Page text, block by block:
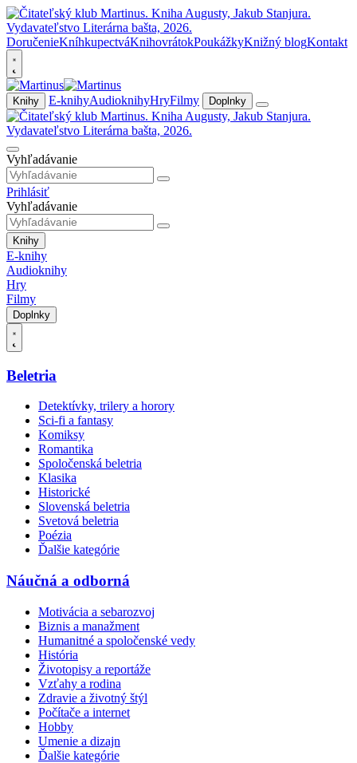
DoručenieKníhkupectváKnihovrátokPoukážkyKnižný blogKontakt
Knihy E-knihyAudioknihyHryFilmy Doplnky
Vyhľadávanie
Prihlásiť
Vyhľadávanie
Knihy
E-knihy
Audioknihy
Hry
Filmy
Doplnky
Beletria
Detektívky, trilery a horory
Sci-fi a fantasy
Komiksy
Romantika
Spoločenská beletria
Klasika
Historické
Slovenská beletria
Svetová beletria
Poézia
Ďalšie kategórie
Náučná a odborná
Motivácia a sebarozvoj
Biznis a manažment
Humanitné a spoločenské vedy
História
Životopisy a reportáže
Vzťahy a rodina
Zdravie a životný štýl
Počítače a internet
Hobby
Umenie a dizajn
Ďalšie kategórie